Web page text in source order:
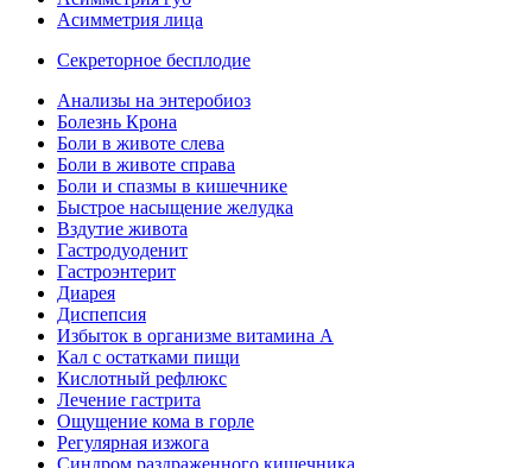
Асимметрия лица
Секреторное бесплодие
Анализы на энтеробиоз
Болезнь Крона
Боли в животе слева
Боли в животе справа
Боли и спазмы в кишечнике
Быстрое насыщение желудка
Вздутие живота
Гастродуоденит
Гастроэнтерит
Диарея
Диспепсия
Избыток в организме витамина А
Кал с остатками пищи
Кислотный рефлюкс
Лечение гастрита
Ощущение кома в горле
Регулярная изжога
Синдром раздраженного кишечника